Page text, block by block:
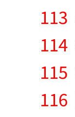
113
114
115
116